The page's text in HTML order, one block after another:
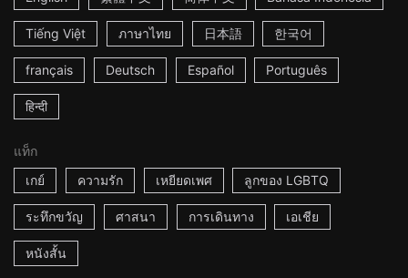
Tiếng Việt ภาษาไทย 日本語 한국어
français Deutsch Español Português
हिन्दी
แท็ก
เกย์
ความรัก เหยียดเพศ ลูกของ LGBTQ
ระทึกขวัญ ศาสนา การเดินทาง เอเชีย
หนังสั้น